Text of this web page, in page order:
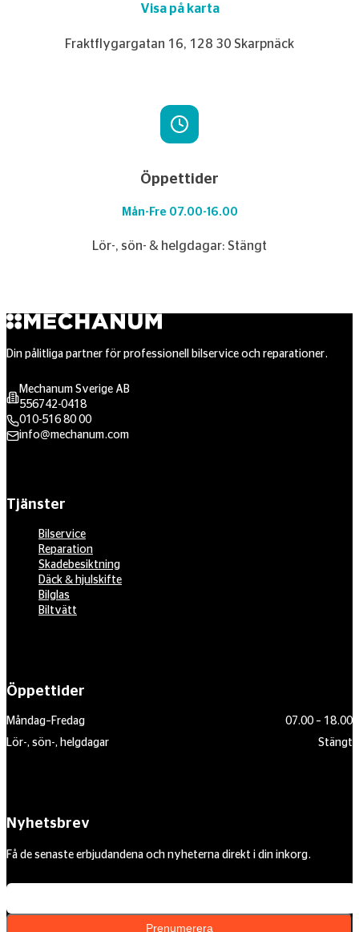
Visa på karta
Fraktflygargatan 16, 128 30 Skarpnäck
Öppettider
Mån-Fre 07.00-16.00
Lör-, sön- & helgdagar: Stängt
Din pålitliga partner för professionell bilservice och reparationer.
Mechanum Sverige AB
556742-0418
010-516 80 00
info@mechanum.com
Tjänster
Bilservice
Reparation
Skadebesiktning
Däck & hjulskifte
Bilglas
Biltvätt
Öppettider
Måndag–Fredag
07.00 – 18.00
Lör-, sön-, helgdagar
Stängt
Nyhetsbrev
Få de senaste erbjudandena och nyheterna direkt i din inkorg.
Prenumerera